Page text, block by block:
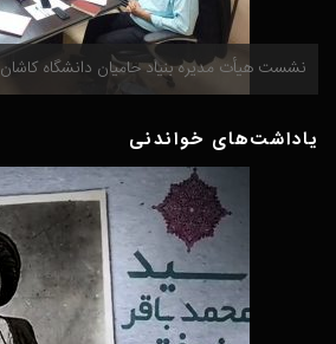
نشست هیأت مدیره بنیاد حامیان دانشگاه کاشان 25 خرداد 1405
یاداشت‌های خواندنی